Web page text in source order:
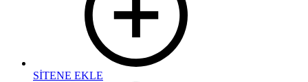
SİTENE EKLE